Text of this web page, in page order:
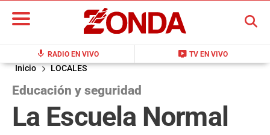
mic RADIO EN VIVO live_tv TV EN VIVO
BUSCAR
Inicio LOCALES
Educación y seguridad
La Escuela Normal